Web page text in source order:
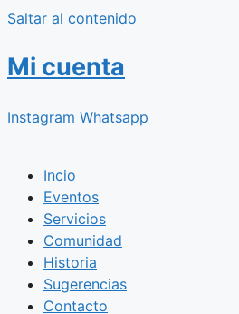
Saltar al contenido
Mi cuenta
Instagram Whatsapp
Incio
Eventos
Servicios
Comunidad
Historia
Sugerencias
Contacto